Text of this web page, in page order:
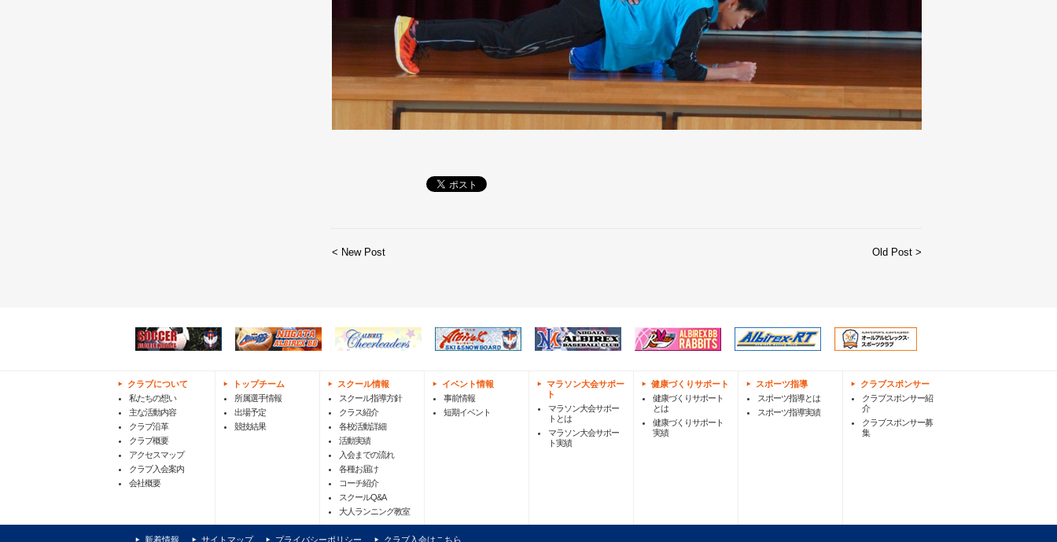
< New Post Old Post >
クラブについて
私たちの想い
主な活動内容
クラブ沿革
クラブ概要
アクセスマップ
クラブ入会案内
会社概要
トップチーム
所属選手情報
出場予定
競技結果
スクール情報
スクール指導方針
クラス紹介
各校活動詳細
活動実績
入会までの流れ
各種お届け
コーチ紹介
スクールQ&A
大人ランニング教室
イベント情報
事前情報
短期イベント
マラソン大会サポー
ト
マラソン大会サポー
トとは
マラソン大会サポー
ト実績
健康づくりサポート
健康づくりサポート
とは
健康づくりサポート
実績
スポーツ指導
スポーツ指導とは
スポーツ指導実績
クラブスポンサー
クラブスポンサー紹
介
クラブスポンサー募
集
新着情報 サイトマップ プライバシーポリシー クラブ入会はこちら